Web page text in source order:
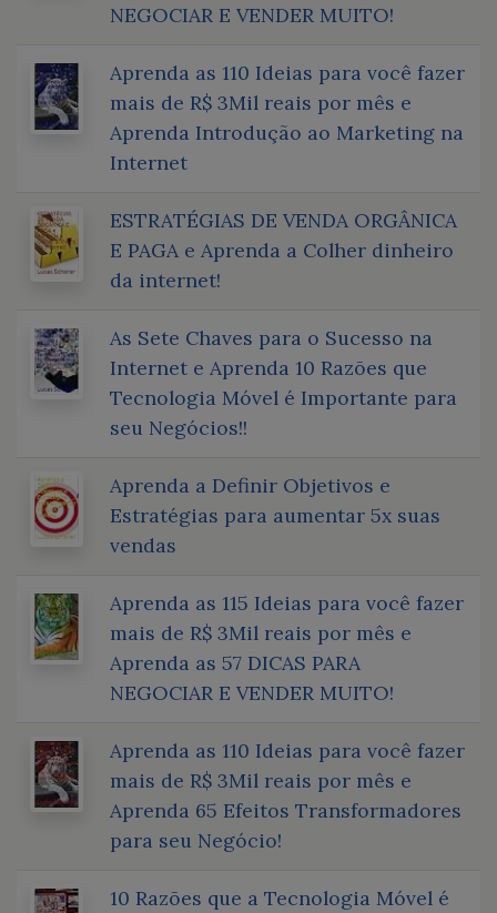
NEGOCIAR E VENDER MUITO!
Aprenda as 110 Ideias para você fazer
mais de R$ 3Mil reais por mês e
Aprenda Introdução ao Marketing na
Internet
ESTRATÉGIAS DE VENDA ORGÂNICA
E PAGA e Aprenda a Colher dinheiro
da internet!
As Sete Chaves para o Sucesso na
Internet e Aprenda 10 Razões que
Tecnologia Móvel é Importante para
seu Negócios!!
Aprenda a Definir Objetivos e
Estratégias para aumentar 5x suas
vendas
Aprenda as 115 Ideias para você fazer
mais de R$ 3Mil reais por mês e
Aprenda as 57 DICAS PARA
NEGOCIAR E VENDER MUITO!
Aprenda as 110 Ideias para você fazer
mais de R$ 3Mil reais por mês e
Aprenda 65 Efeitos Transformadores
para seu Negócio!
10 Razões que a Tecnologia Móvel é